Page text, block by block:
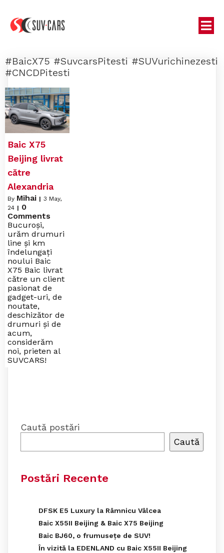
#BaicX75 #SuvcarsPitesti #SUVurichinezesti
#CNCDPitesti
Baic X75
Beijing livrat
către
Alexandria
By Mihai | 3 May,
24 | 0
Comments
Bucuroși,
urăm drumuri
line și km
îndelungați
noului Baic
X75 Baic livrat
către un client
pasionat de
gadget-uri, de
noutate,
deschizător de
drumuri și de
acum,
considerăm
noi, prieten al
SUVCARS!
Caută postări
Caută
Postări Recente
DFSK E5 Luxury la Râmnicu Vâlcea
Baic X55II Beijing & Baic X75 Beijing
Baic BJ60, o frumusețe de SUV!
În vizită la EDENLAND cu Baic X55II Beijing